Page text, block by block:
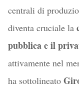
centrali di
diventa cruciale la
pubblica e il
attivamente nel
ha sottolineato